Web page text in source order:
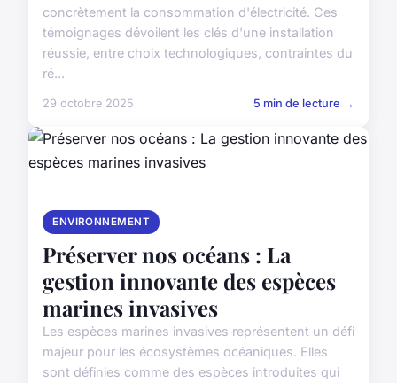
concrètement la consommation d'électricité. Ces
témoignages dévoilent les clés d'une installation
réussie, entre choix technologiques, contraintes du
ré...
29 octobre 2025 5 min de lecture →
ENVIRONNEMENT
Préserver nos océans : La
gestion innovante des espèces
marines invasives
Les espèces marines invasives représentent un défi
majeur pour les écosystèmes océaniques. Elles
sont définies comme des espèces introduites qui